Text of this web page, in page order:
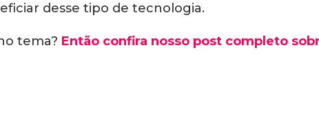
desse tipo de tecnologia.
tema? Então confira nosso post completo